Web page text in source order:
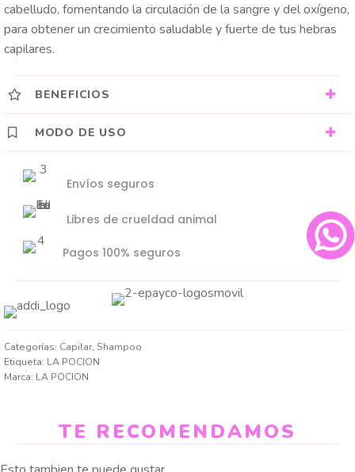
cabelludo, fomentando la circulación de la sangre y del oxígeno,
para obtener un crecimiento saludable y fuerte de tus hebras
capilares.
BENEFICIOS
MODO DE USO
Envíos seguros
Libres de crueldad animal
Pagos 100% seguros
Categorías: Capilar, Shampoo
Etiqueta: LA POCION
Marca: LA POCION
TE RECOMENDAMOS